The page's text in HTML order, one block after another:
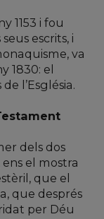
1153 i fou
escrits, i
va
1830: el
l’Església.
dels dos
el mostra
que el
que després
per Déu